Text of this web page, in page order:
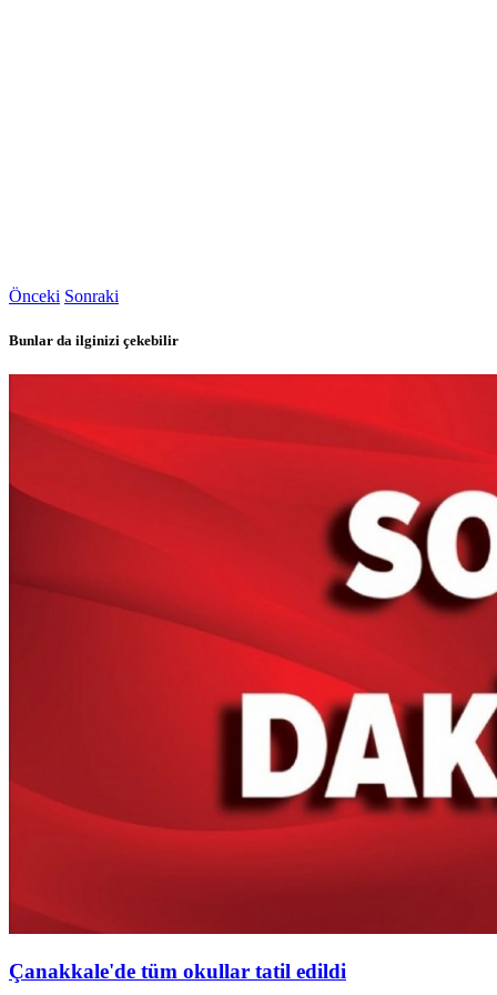
Önceki Sonraki
Bunlar da ilginizi çekebilir
Çanakkale'de tüm okullar tatil edildi